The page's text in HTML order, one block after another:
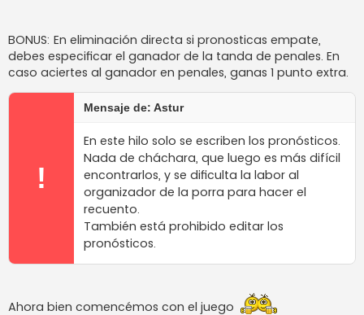
BONUS: En eliminación directa si pronosticas empate,
debes especificar el ganador de la tanda de penales. En
caso aciertes al ganador en penales, ganas 1 punto extra.
!
Mensaje de: Astur
En este hilo solo se escriben los pronósticos.
Nada de cháchara, que luego es más difícil
encontrarlos, y se dificulta la labor al
organizador de la porra para hacer el
recuento.
También está prohibido editar los
pronósticos.
Ahora bien comencémos con el juego